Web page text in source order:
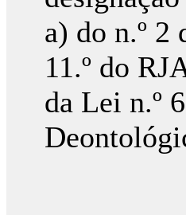
a) do n.º 2
11.º do
da Lei n.º